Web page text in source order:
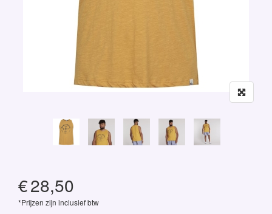
€28,50
*Prijzen zijn inclusief btw